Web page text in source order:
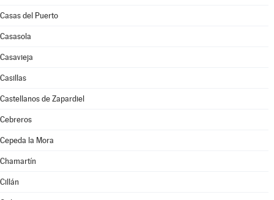
Casas del Puerto
Casasola
Casavieja
Casillas
Castellanos de Zapardiel
Cebreros
Cepeda la Mora
Chamartín
Cillán